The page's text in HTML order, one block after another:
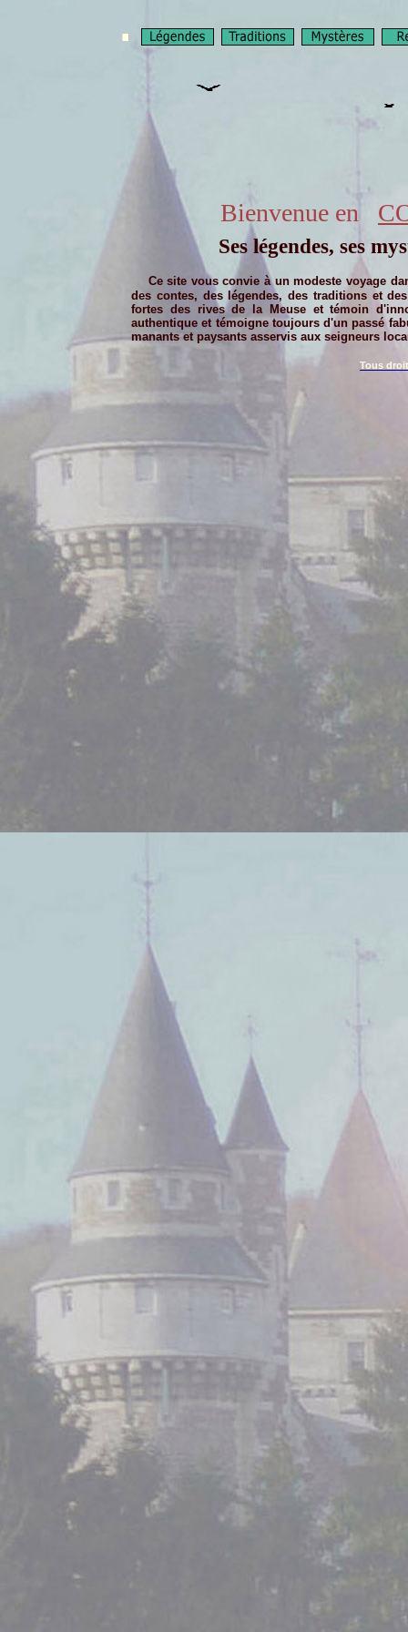
Bienvenue en
Ses légendes, ses
Ce site vous convie à un modeste voyage
des contes, des légendes, des traditions et
fortes des rives de la Meuse et témoin d'i
authentique et témoigne toujours d'un passé
manants et paysants asservis aux seigneurs
Tous